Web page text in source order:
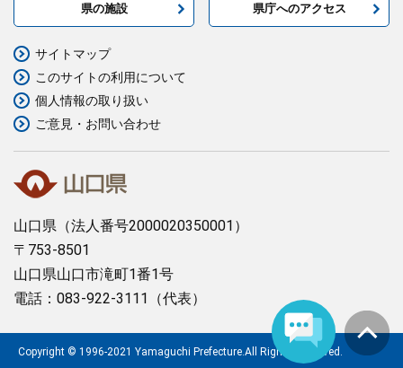
県の施設 県庁へのアクセス
山口県 （法人番号2000020350001）
〒753-8501
山口県山口市滝町1番1号
電話：083-922-3111（代表）
サイトマップ
このサイトの利用について
個人情報の取り扱い
ご意見・お問い合わせ
Copyright © 1996-2021 Yamaguchi Prefecture.All Rights Reserved.